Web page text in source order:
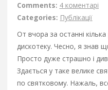
Comments: 4 коментарі
Categories: Публікації
От вчора за останні
дискотеку. Чесно, я знав
Просто дуже страшно і
Здається у таке велике
по святковому. Нажаль,